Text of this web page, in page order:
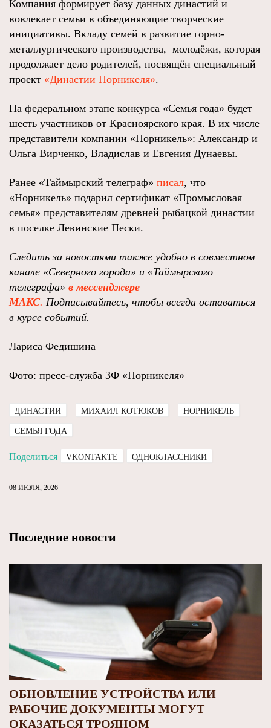
Компания формирует базу данных династий и
вовлекает семьи в объединяющие творческие
инициативы. Вкладу семей в развитие горно-
металлургического производства, молодёжи, которая
продолжает дело родителей, посвящён специальный
проект «Династии Норникеля».
На федеральном этапе конкурса «Семья года» будет
шесть участников от Красноярского края. В их числе
представители компании «Норникель»: Александр и
Ольга Вирченко, Владислав и Евгения Дунаевы.
Ранее «Таймырский телеграф» писал, что
«Норникель» подарил сертификат «Промысловая
семья» представителям древней рыбацкой династии
в поселке Левинские Пески.
Следить за новостями также удобно в совместном
канале «Северного города» и «Таймырского
телеграфа» в мессенджере
MAКС. Подписывайтесь, чтобы всегда оставаться
в курсе событий.
Лариса Федишина
Фото: пресс-служба ЗФ «Норникеля»
ДИНАСТИИ МИХАИЛ КОТЮКОВ НОРНИКЕЛЬ
СЕМЬЯ ГОДА
Поделиться VKONTAKTE ОДНОКЛАССНИКИ
08 ИЮЛЯ, 2026
Последние новости
ОБНОВЛЕНИЕ УСТРОЙСТВА ИЛИ
РАБОЧИЕ ДОКУМЕНТЫ МОГУТ
ОКАЗАТЬСЯ ТРОЯНОМ